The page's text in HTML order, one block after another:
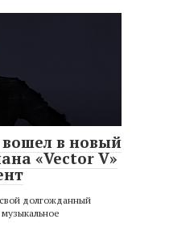
в новый
«Vector V»
долгожданный